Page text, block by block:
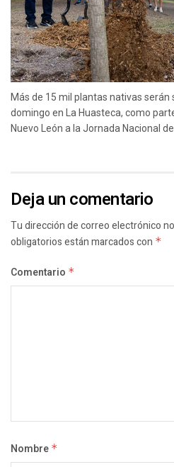
Más de 15 mil plantas nativas
domingo en La Huasteca, como
Nuevo León a la Jornada Nacional
Deja un comentario
Tu dirección de correo electrónico
obligatorios están marcados con *
Comentario *
Nombre *